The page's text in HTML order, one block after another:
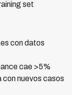
set
con datos
cae >5%
nuevos casos